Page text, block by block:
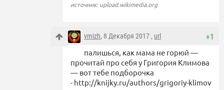
источник: upload.wikimedia.org
+1
vmizh, 8 Декабря 2017 , url
палишься, как мама не горюй —
прочитай про себя у Григория Климова
— вот тебе подборочка
- http://knijky.ru/authors/grigoriy-klimov